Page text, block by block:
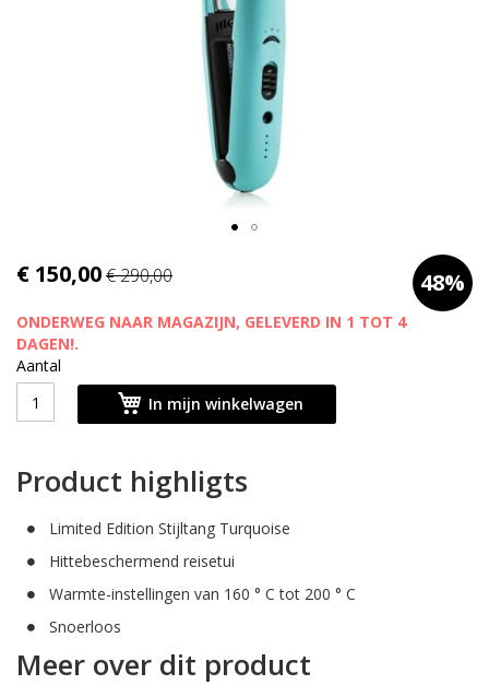
€ 150,00€ 290,00 48%
ONDERWEG NAAR MAGAZIJN, GELEVERD IN 1 TOT 4
DAGEN!.
Aantal
In mijn winkelwagen
Ga
naar
begin
van
de
afbeeldingen-
gallerij
Product highligts
Limited Edition Stijltang Turquoise
Hittebeschermend reisetui
Warmte-instellingen van 160 ° C tot 200 ° C
Snoerloos
Meer over dit product